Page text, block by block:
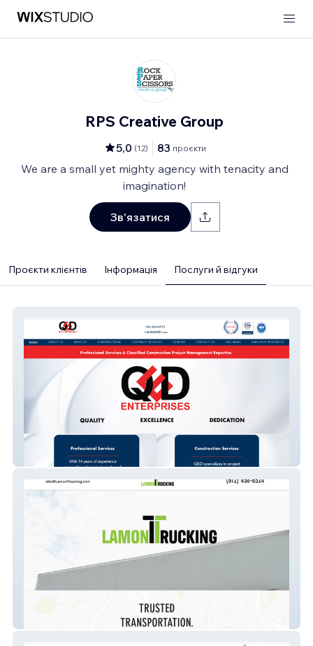
RPS Creative Group
5,0 (12) 83 проєкти
We are a small yet mighty agency with tenacity and
imagination!
Зв'язатися
Проєкти клієнтів Інформація Послуги й відгуки